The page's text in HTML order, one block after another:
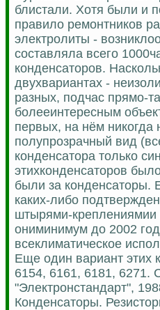
блистали. Хотя были и
правило ремонтников
электролиты -
составляла всего
конденсаторов.
двухвариантах -
разных, подчас прямо-
болееинтересным
первых, на нём никогда
полупрозрачный вид
конденсатора только
этихконденсаторов
были за конденсаторы.
каких-либо
штырями-
ониминимум до 2002
всеклиматическое
Еще один вариант этих
6154, 6161, 6181, 6271.
"Электронстандарт",
Конденсаторы.